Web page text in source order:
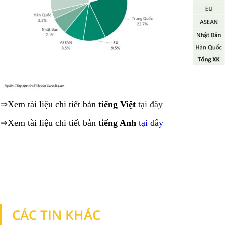
⇒Xem tài liệu chi tiết bản tiếng Việt tại đây
⇒Xem tài liệu chi tiết bản tiếng Anh tại đây
CÁC TIN KHÁC